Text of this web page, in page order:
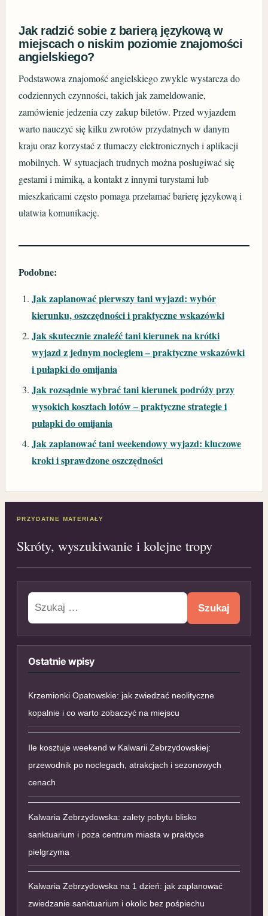
Jak radzić sobie z barierą językową w
miejscach o niskim poziomie znajomości
angielskiego?
Podstawowa znajomość angielskiego zwykle wystarcza do
codziennych czynności, takich jak zameldowanie,
zamówienie jedzenia czy zakup biletów. Przed wyjazdem
warto nauczyć się kilku zwrotów przydatnych w danym
kraju oraz korzystać z tłumaczy elektronicznych i aplikacji
mobilnych. W sytuacjach trudnych można posługiwać się
gestami i mimiką, a kontakt z innymi turystami lub
mieszkańcami często pomaga przełamać barierę językową i
ułatwia komunikację.
Podobne:
Jak zaplanować pierwszy tani wyjazd: wybór
kierunku, oszczędności i praktyczne wskazówki
Jak skutecznie znaleźć tani kierunek na krótki
wyjazd z jednym noclegiem – praktyczne wskazówki
i pułapki do omijania
Jak rozsądnie wybrać tani kierunek podróży przy
wysokich kosztach lotów – praktyczne strategie i
pułapki do omijania
Jak zaplanować tani weekendowy wyjazd: kluczowe
kroki i sprawdzone oszczędności
PRZYDATNE MATERIAŁY
Skróty, wyszukiwanie i kolejne tropy
Szukaj:
Ostatnie wpisy
Krzemionki Opatowskie: jak zwiedzać neolityczne
kopalnie i co warto zobaczyć na miejscu
Ile kosztuje weekend w Kalwarii Zebrzydowskiej:
przewodnik po noclegach, atrakcjach i sezonowych
cenach
Kalwaria Zebrzydowska: zalety pobytu blisko
sanktuarium i poza centrum miasta w praktyce
pielgrzyma
Kalwaria Zebrzydowska na 1 dzień: jak zaplanować
zwiedzanie sanktuarium i okolic bez pośpiechu